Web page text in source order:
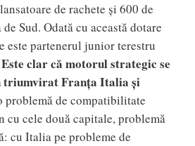
de rachete și 600 de
Sud. Odată cu această dotare
este partenerul junior terestru
Este clar că motorul strategic se
triumvirat Franța Italia și
problemă de compatibilitate
cele două capitale, problemă
cu Italia pe probleme de